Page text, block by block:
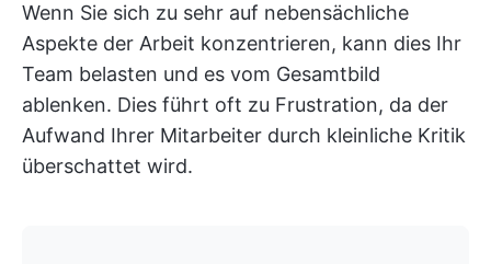
Wenn Sie sich zu sehr auf nebensächliche
Aspekte der Arbeit konzentrieren, kann dies Ihr
Team belasten und es vom Gesamtbild
ablenken. Dies führt oft zu Frustration, da der
Aufwand Ihrer Mitarbeiter durch kleinliche Kritik
überschattet wird.